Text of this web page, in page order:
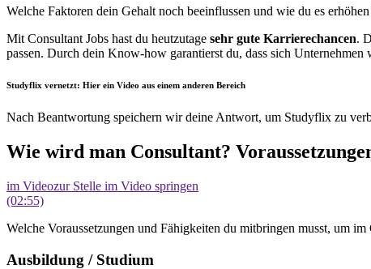
Welche Faktoren dein Gehalt noch beeinflussen und wie du es
Mit Consultant Jobs hast du heutzutage sehr gute Karrierechancen.
passen. Durch dein Know-how garantierst du, dass sich
Studyflix vernetzt: Hier ein Video aus einem anderen Bereich
Nach Beantwortung speichern wir deine Antwort, um Studyflix zu
Wie wird man Consultant?
im Videozur Stelle im Video springen
(02:55)
Welche Voraussetzungen und Fähigkeiten du mitbringen musst, um
Ausbildung / Studium